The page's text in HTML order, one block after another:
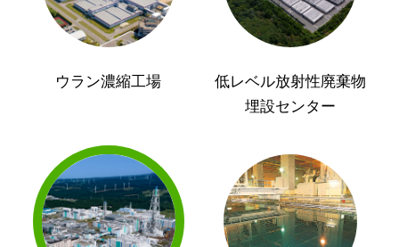
ウラン濃縮工場
低レベル放射性廃棄物
埋設センター